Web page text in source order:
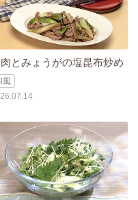
とみょうがの塩昆布炒め
風